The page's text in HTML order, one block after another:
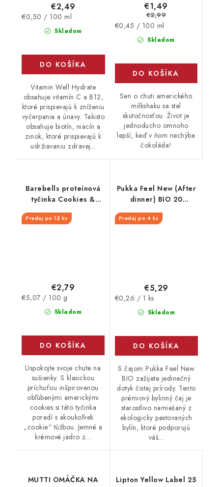
Skladom
€2,49
Jednotková
€0,50 / 100 ml
DO KOŠÍKA
Vitamin Well Hydrate
obsahuje vitamín C a B12,
ktoré prispievajú k zníženiu
vyčerpania a únavy. Takisto
obsahuje biotín, niacín a
zinok, ktoré prispievajú k
udržiavaniu zdravej...
Skladom
€1,49
€2,99
Jednotková
€0,45 / 100 ml
DO KOŠÍKA
Sen o chuti amerického
milkshaku sa stal
skutočnosťou. Život je
jednoducho omnoho
lepší, keď v ňom nechýba
čokoláda!
Barebells proteínová
tyčinka Cookies &
Cream 55 g
Predaj po 12 ks
Skladom
€2,79
Jednotková
€5,07 / 100 g
DO KOŠÍKA
Uspokojte svoje chute na
sušienky. S klasickou
príchuťou inšpirovanou
obľúbenými americkými
cookies si táto tyčinka
poradí s akoukoľvek
„cookie“ túžbou. Jemné a
krémové jadro z...
Pukka Feel New (After
dinner) BIO 20
vrecúšok
Predaj po 4 ks
Skladom
€5,29
Jednotková
€0,26 / 1 ks
DO KOŠÍKA
S čajom Pukka Feel New
BIO zažijete jedinečný
dotyk čistej prírody. Tento
prémiový bylinný čaj je
starostlivo namiešaný z
ekologicky pestovaných
bylín, ktoré podporujú
váš...
MUTTI OMÁČKA NA
Lipton Yellow Label 25